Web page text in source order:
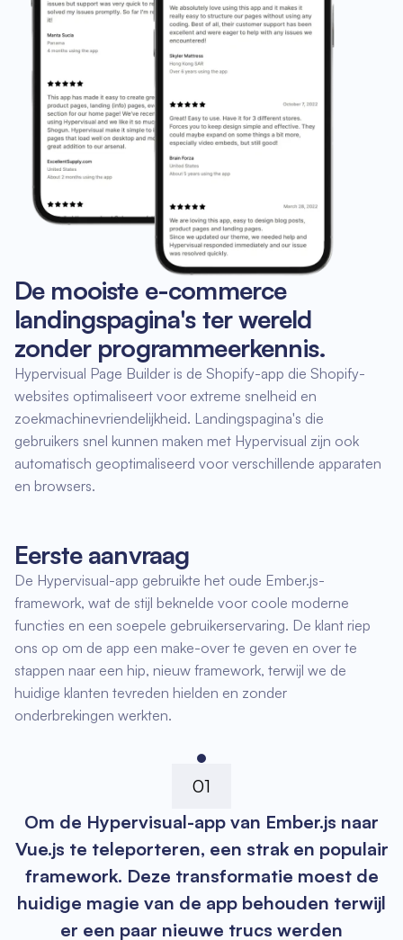
De mooiste e-commerce
landingspagina's ter wereld
zonder programmeerkennis.
Hypervisual Page Builder is de Shopify-app die Shopify-
websites optimaliseert voor extreme snelheid en
zoekmachinevriendelijkheid. Landingspagina's die
gebruikers snel kunnen maken met Hypervisual zijn ook
automatisch geoptimaliseerd voor verschillende apparaten
en browsers.
Eerste aanvraag
De Hypervisual-app gebruikte het oude Ember.js-
framework, wat de stijl beknelde voor coole moderne
functies en een soepele gebruikerservaring. De klant riep
ons op om de app een make-over te geven en over te
stappen naar een hip, nieuw framework, terwijl we de
huidige klanten tevreden hielden en zonder
onderbrekingen werkten.
01
Om de Hypervisual-app van Ember.js naar
Vue.js te teleporteren, een strak en populair
framework. Deze transformatie moest de
huidige magie van de app behouden terwijl
er een paar nieuwe trucs werden